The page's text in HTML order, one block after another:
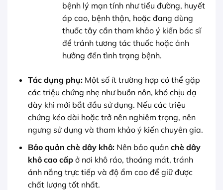
bệnh lý mạn tính như tiểu đường, huyết
áp cao, bệnh thận, hoặc đang dùng
thuốc tây cần tham khảo ý kiến bác sĩ
để tránh tương tác thuốc hoặc ảnh
hưởng đến tình trạng bệnh.
Tác dụng phụ:Một số ít trường hợp có thể gặp
các triệu chứng nhẹ như buồn nôn, khó chịu dạ
dày khi mới bắt đầu sử dụng. Nếu các triệu
chứng kéo dài hoặc trở nên nghiêm trọng, nên
ngưng sử dụng và tham khảo ý kiến chuyên gia.
Bảo quản chè dây khô:Nên bảo quản chè dây
khô cao cấpở nơi khô ráo, thoáng mát, tránh
ánh nắng trực tiếp và độ ẩm cao để giữ được
chất lượng tốt nhất.